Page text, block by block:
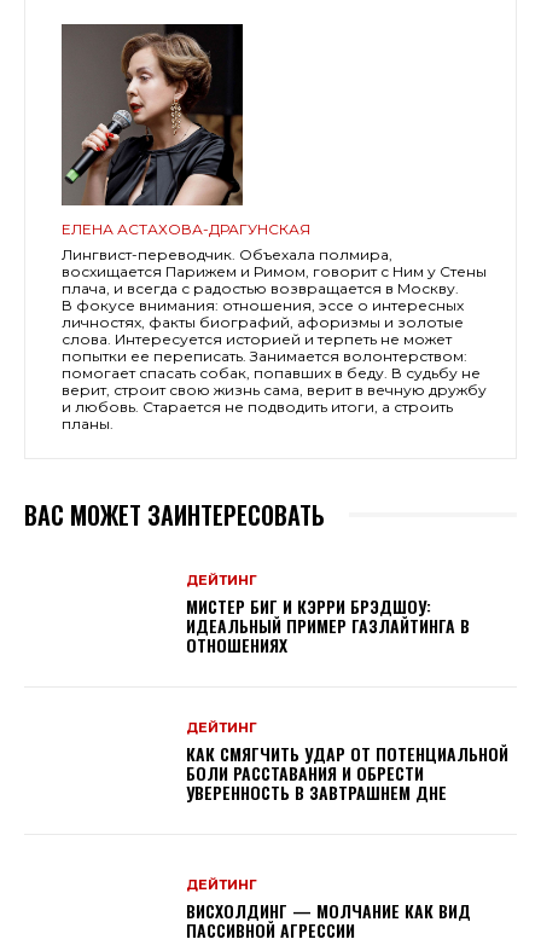
ЕЛЕНА АСТАХОВА-ДРАГУНСКАЯ
Лингвист-переводчик. Объехала полмира,
восхищается Парижем и Римом, говорит с Ним у Стены
плача, и всегда с радостью возвращается в Москву.
В фокусе внимания: отношения, эссе о интересных
личностях, факты биографий, афоризмы и золотые
слова. Интересуется историей и терпеть не может
попытки ее переписать. Занимается волонтерством:
помогает спасать собак, попавших в беду. В судьбу не
верит, строит свою жизнь сама, верит в вечную дружбу
и любовь. Старается не подводить итоги, а строить
планы.
ВАС МОЖЕТ ЗАИНТЕРЕСОВАТЬ
ДЕЙТИНГ
МИСТЕР БИГ И КЭРРИ БРЭДШОУ:
ИДЕАЛЬНЫЙ ПРИМЕР ГАЗЛАЙТИНГА В
ОТНОШЕНИЯХ
ДЕЙТИНГ
КАК СМЯГЧИТЬ УДАР ОТ ПОТЕНЦИАЛЬНОЙ
БОЛИ РАССТАВАНИЯ И ОБРЕСТИ
УВЕРЕННОСТЬ В ЗАВТРАШНЕМ ДНЕ
ДЕЙТИНГ
ВИСХОЛДИНГ — МОЛЧАНИЕ КАК ВИД
ПАССИВНОЙ АГРЕССИИ